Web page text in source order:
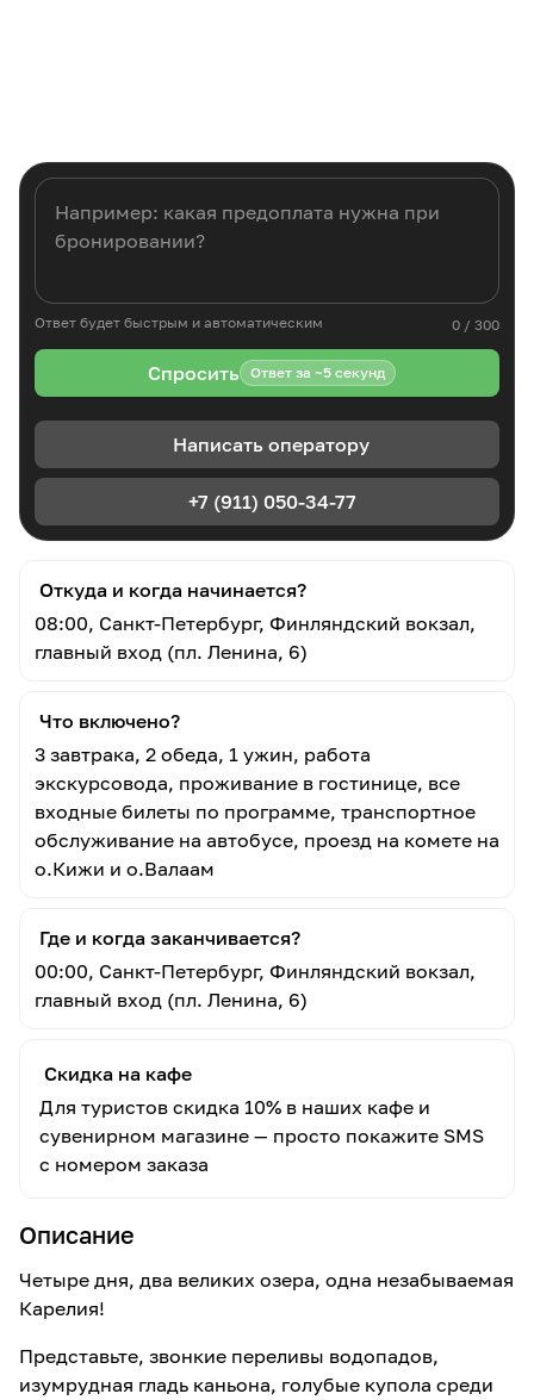
Ответ будет быстрым и автоматическим 0 / 300
Спросить Ответ за ~5 секунд
Написать оператору
+7 (911) 050-34-77
Откуда и когда начинается?
08:00, Санкт-Петербург, Финляндский вокзал,
главный вход (пл. Ленина, 6)
Что включено?
3 завтрака, 2 обеда, 1 ужин, работа
экскурсовода, проживание в гостинице, все
входные билеты по программе, транспортное
обслуживание на автобусе, проезд на комете на
о.Кижи и о.Валаам
Где и когда заканчивается?
00:00, Санкт-Петербург, Финляндский вокзал,
главный вход (пл. Ленина, 6)
Скидка на кафе
Для туристов скидка 10% в наших кафе и
сувенирном магазине — просто покажите SMS
с номером заказа
Описание
Четыре дня, два великих озера, одна незабываемая
Карелия!
Представьте, звонкие переливы водопадов,
изумрудная гладь каньона, голубые купола среди